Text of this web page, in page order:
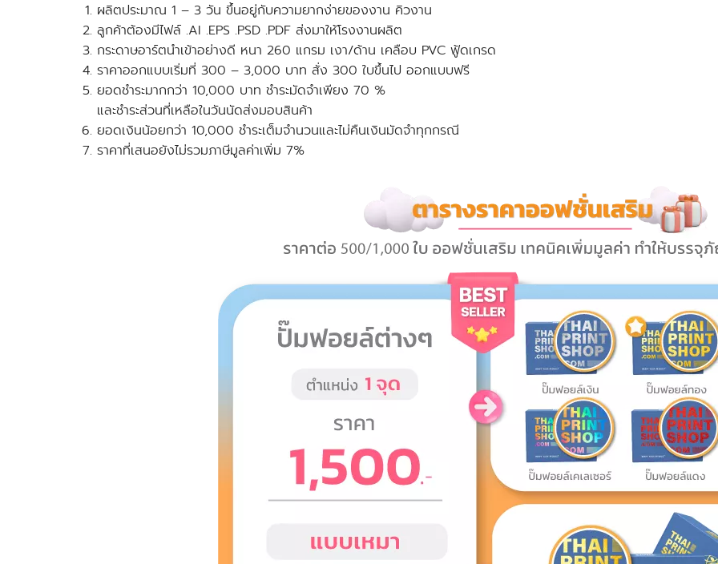
ผลิตประมาณ 1 – 3 วัน ขึ้นอยู่กับความยากง่ายของงาน คิวงาน
ลูกค้าต้องมีไฟล์ .AI .EPS .PSD .PDF ส่งมาให้โรงงานผลิต
กระดาษอาร์ตนำเข้าอย่างดี หนา 260 แกรม เงา/ด้าน เคลือบ PVC ฟู้ดเกรด
ราคาออกแบบเริ่มที่ 300 – 3,000 บาท สั่ง 300 ใบขึ้นไป ออกแบบฟรี
ยอดชำระมากกว่า 10,000 บาท ชำระมัดจำเพียง 70 %
และชำระส่วนที่เหลือในวันนัดส่งมอบสินค้า
ยอดเงินน้อยกว่า 10,000 ชำระเต็มจำนวนและไม่คืนเงินมัดจำทุกกรณี
ราคาที่เสนอยังไม่รวมภาษีมูลค่าเพิ่ม 7%